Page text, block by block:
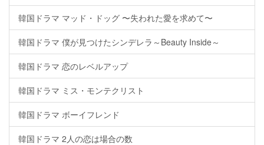
韓国ドラマ マッド・ドッグ 〜失われた愛を求めて〜
韓国ドラマ 僕が見つけたシンデレラ～Beauty Inside～
韓国ドラマ 恋のレベルアップ
韓国ドラマ ミス・モンテクリスト
韓国ドラマ ボーイフレンド
韓国ドラマ 2人の恋は場合の数